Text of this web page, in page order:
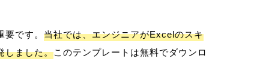
です。 当社では、エンジニアがExcelのスキ
しました。このテンプレートは無料でダウンロ